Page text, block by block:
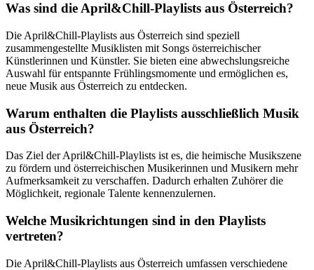
Was sind die April&Chill-Playlists aus Österreich?
Die April&Chill-Playlists aus Österreich sind speziell
zusammengestellte Musiklisten mit Songs österreichischer
Künstlerinnen und Künstler. Sie bieten eine abwechslungsreiche
Auswahl für entspannte Frühlingsmomente und ermöglichen es,
neue Musik aus Österreich zu entdecken.
Warum enthalten die Playlists ausschließlich Musik
aus Österreich?
Das Ziel der April&Chill-Playlists ist es, die heimische Musikszene
zu fördern und österreichischen Musikerinnen und Musikern mehr
Aufmerksamkeit zu verschaffen. Dadurch erhalten Zuhörer die
Möglichkeit, regionale Talente kennenzulernen.
Welche Musikrichtungen sind in den Playlists
vertreten?
Die April&Chill-Playlists aus Österreich umfassen verschiedene